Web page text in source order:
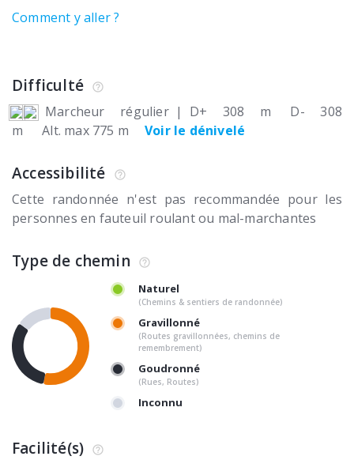
Comment y aller ?
Difficulté
Marcheur régulier | D+ 308 m
D- 308
m
Alt. max 775 m Voir le dénivelé
Accessibilité
Cette randonnée n'est pas recommandée pour les
personnes en fauteuil roulant ou mal-marchantes
Type de chemin
Naturel
(Chemins & sentiers de randonnée)
Gravillonné
(Routes gravillonnées, chemins de
remembrement)
Goudronné
(Rues, Routes)
Inconnu
Facilité(s)